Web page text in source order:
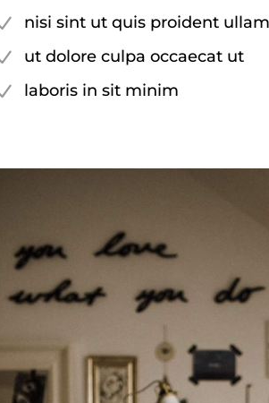
nisi sint ut quis proident
ut dolore culpa occaecat ut
laboris in sit minim